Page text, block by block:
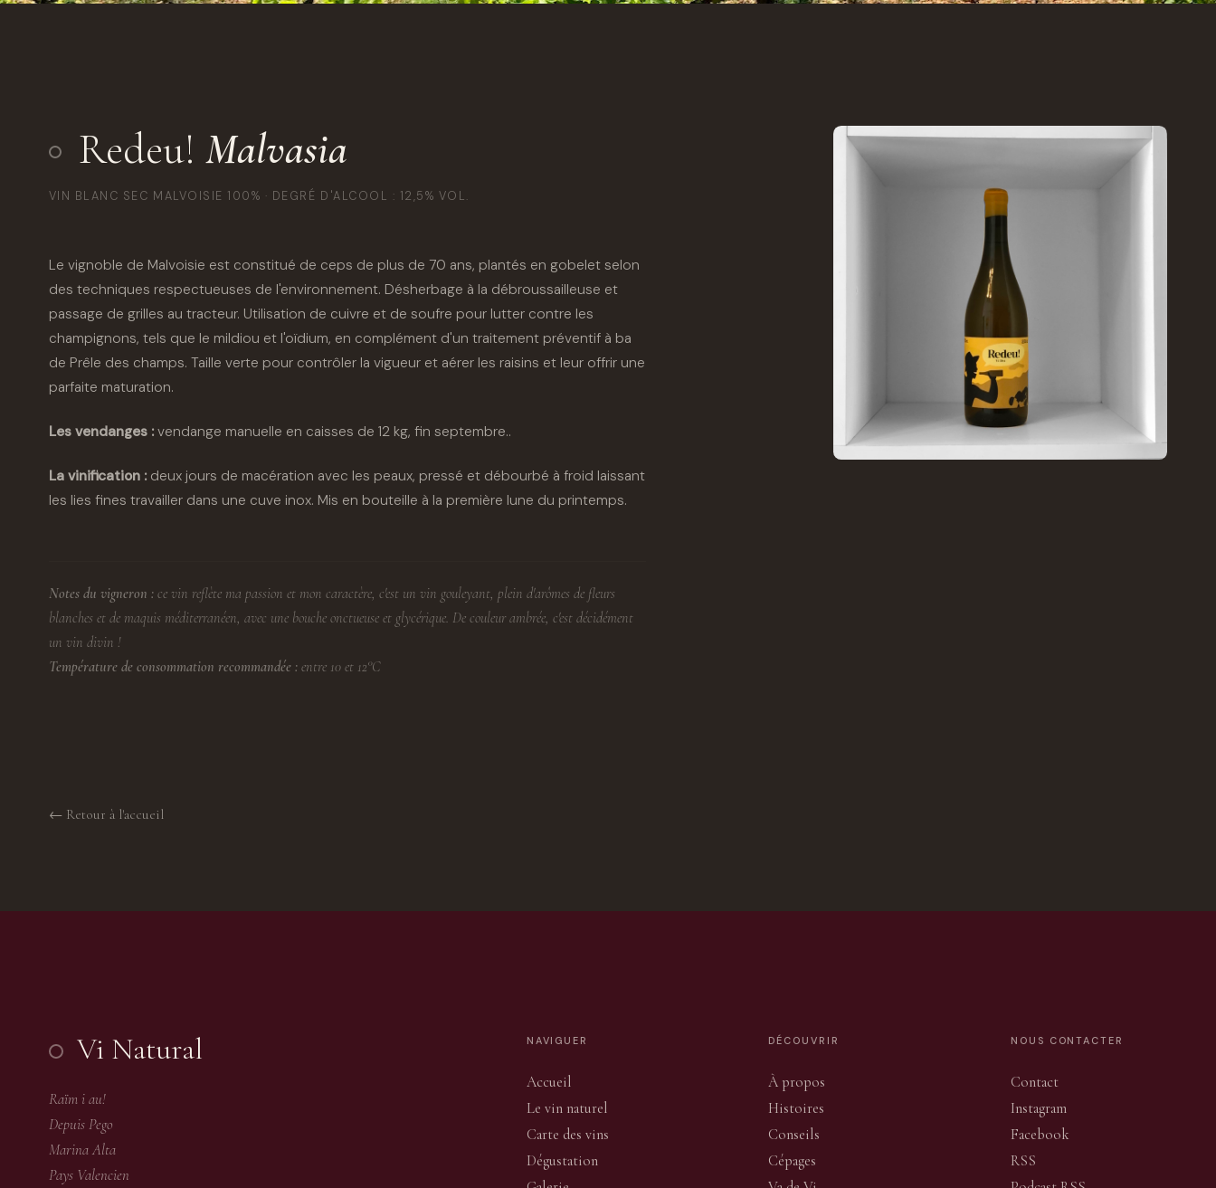
Redeu! Malvasia
VIN BLANC SEC MALVOISIE 100% · DEGRÉ D'ALCOOL : 12,5% VOL.
Le vignoble de Malvoisie est constitué de ceps de plus de 70 ans, plantés en gobelet selon
des techniques respectueuses de l'environnement. Désherbage à la débroussailleuse et
passage de grilles au tracteur. Utilisation de cuivre et de soufre pour lutter contre les
champignons, tels que le mildiou et l'oïdium, en complément d'un traitement préventif à ba
de Prêle des champs. Taille verte pour contrôler la vigueur et aérer les raisins et leur offrir une
parfaite maturation.
Les vendanges :vendange manuelle en caisses de 12 kg, fin septembre..
La vinification :deux jours de macération avec les peaux, pressé et débourbé à froid laissant
les lies fines travailler dans une cuve inox. Mis en bouteille à la première lune du printemps.
Notes du vigneron :ce vin reflète ma passion et mon caractère, c'est un vin gouleyant, plein d'arômes de fleurs
blanches et de maquis méditerranéen, avec une bouche onctueuse et glycérique. De couleur ambrée, c'est décidément
un vin divin !
Température de consommation recommandée :entre 10 et 12°C
← Retour à l'accueil
Vi Natural
Raïm i au!
Depuis Pego
Marina Alta
Pays Valencien
NAVIGUER
Accueil
Le vin naturel
Carte des vins
Dégustation
DÉCOUVRIR
À propos
Histoires
Conseils
Cépages
NOUS CONTACTER
Contact
Instagram
Facebook
RSS